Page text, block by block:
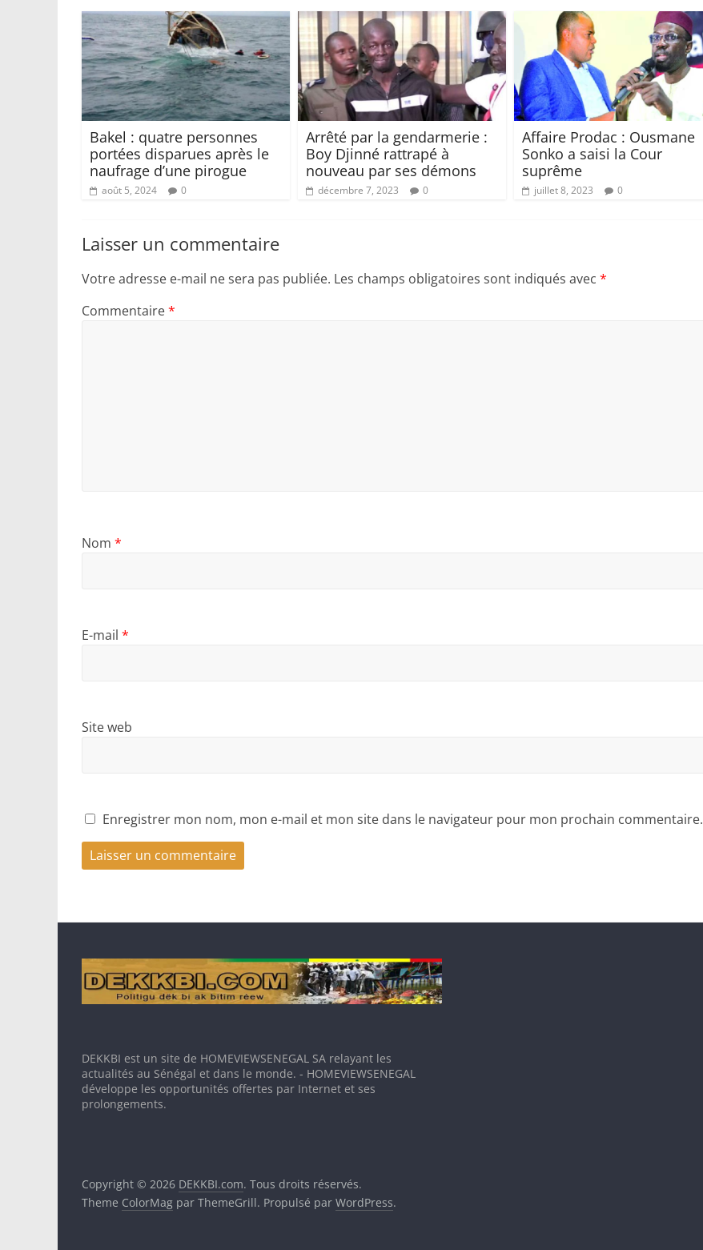
Bakel : quatre personnes
portées disparues après le
naufrage d’une pirogue
août 5, 2024 0
Arrêté par la gendarmerie :
Boy Djinné rattrapé à
nouveau par ses démons
décembre 7, 2023 0
Affaire Prodac : Ousmane
Sonko a saisi la Cour
suprême
juillet 8, 2023 0
Laisser un commentaire
Votre adresse e-mail ne sera pas publiée. Les champs obligatoires sont indiqués avec *
Commentaire*
Nom *
E-mail *
Site web
Enregistrer mon nom, mon e-mail et mon site dans le navigateur pour mon prochain commentaire.
DEKKBI est un site de HOMEVIEWSENEGAL SA relayant les
actualités au Sénégal et dans le monde. - HOMEVIEWSENEGAL
développe les opportunités offertes par Internet et ses
prolongements.
Copyright © 2026 DEKKBI.com. Tous droits réservés.
Theme ColorMag par ThemeGrill. Propulsé par WordPress.